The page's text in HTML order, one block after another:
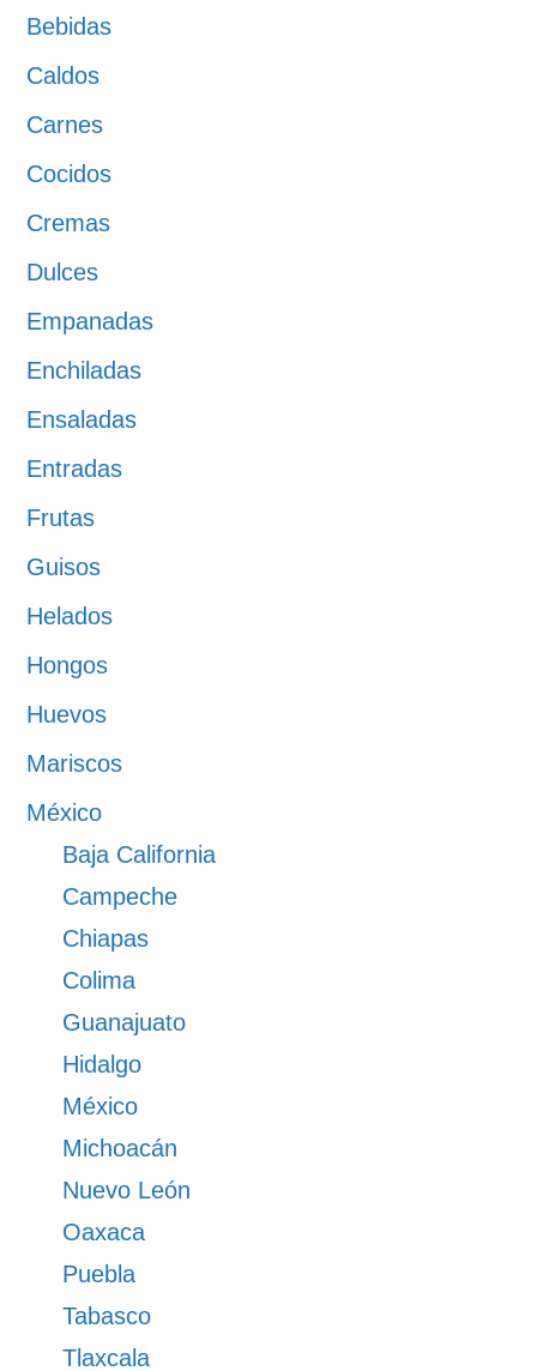
Bebidas
Caldos
Carnes
Cocidos
Cremas
Dulces
Empanadas
Enchiladas
Ensaladas
Entradas
Frutas
Guisos
Helados
Hongos
Huevos
Mariscos
México
Baja California
Campeche
Chiapas
Colima
Guanajuato
Hidalgo
México
Michoacán
Nuevo León
Oaxaca
Puebla
Tabasco
Tlaxcala